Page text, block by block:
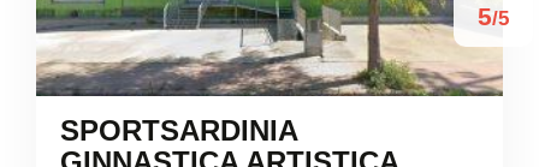
5/5
SPORTSARDINIA